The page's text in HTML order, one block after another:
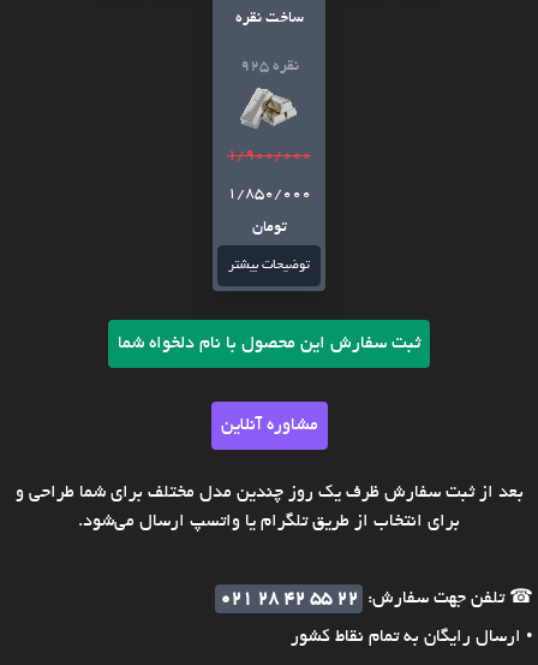
ساخت نقره
نقره 925
1/900/000
1/850/000
تومان
توضیحات بیشتر
ثبت سفارش این محصول با نام دلخواه شما
مشاوره آنلاین
بعد از ثبت سفارش ظرف یک روز چندین مدل مختلف برای شما طراحی و
برای انتخاب از طریق تلگرام یا واتسپ ارسال می‌شود.
☎ تلفن جهت سفارش:
021 28 42 55 22
• ارسال رایگان به تمام نقاط کشور